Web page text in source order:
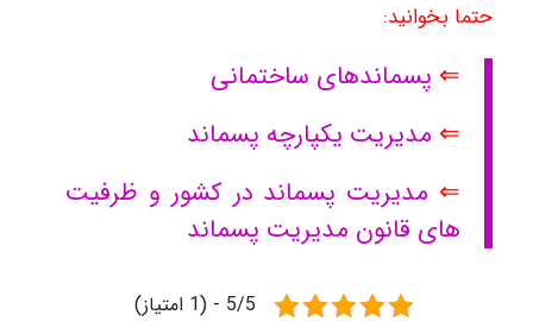
حتما بخوانید:
⇐ پسماندهای ساختمانی
⇐ مدیریت یکپارچه پسماند
⇐ مدیریت پسماند در کشور و ظرفیت
های قانون مدیریت پسماند
5/5 - (1 امتیاز)